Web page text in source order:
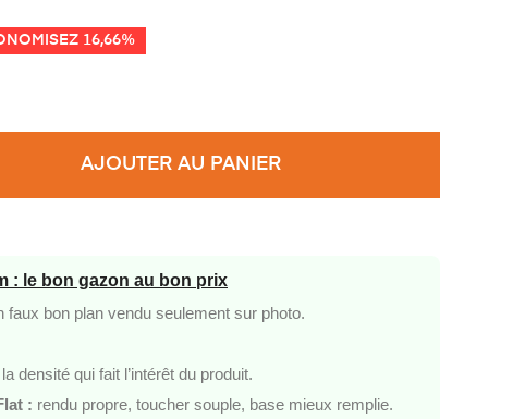
16,66%
AJOUTER AU PANIER
: le bon gazon au bon prix
faux bon plan vendu seulement sur photo.
la densité qui fait l’intérêt du produit.
: rendu propre, toucher souple, base mieux remplie.